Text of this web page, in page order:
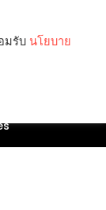
มรับ นโยบาย